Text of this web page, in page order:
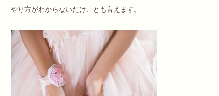
やり方がわからないだけ、とも言えます。